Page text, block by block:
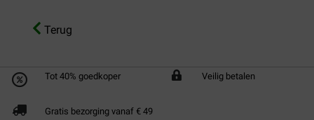
Terug
Tot 40% goedkoper Veilig betalen
Gratis bezorging vanaf € 49